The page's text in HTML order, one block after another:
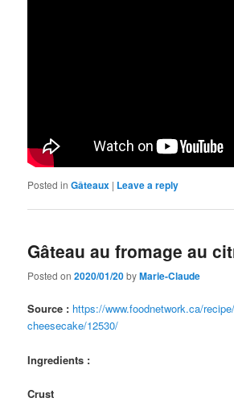
Posted in Gâteaux | Leave a reply
Gâteau au fromage au
Posted on2020/01/20byMarie-Claude
Source : https://www.foodnetwork.ca/
cheesecake/12530/
Ingredients :
Crust